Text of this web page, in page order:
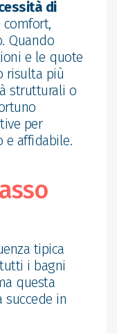
di
comfort,
Quando
e le quote
risulta più
strutturali o
per
e affidabile.
tipica
i bagni
questa
succede in